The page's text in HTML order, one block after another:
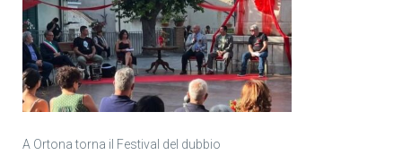
A Ortona torna il Festival del dubbio